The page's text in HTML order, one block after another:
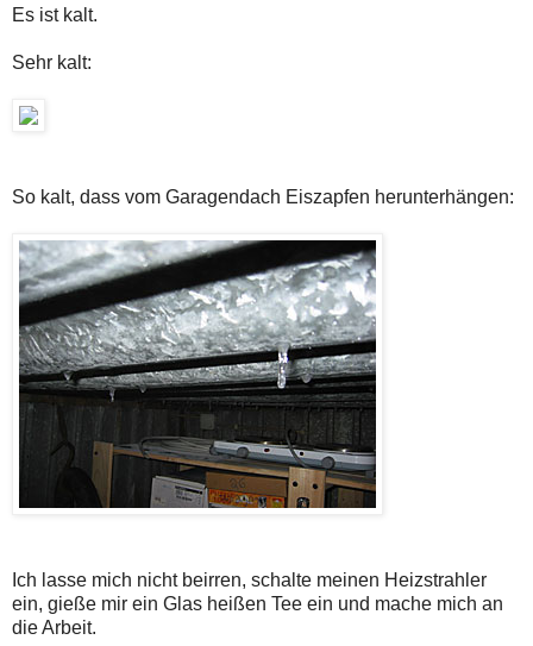
Es ist kalt.
Sehr kalt:
So kalt, dass vom Garagendach Eiszapfen herunterhängen:
Ich lasse mich nicht beirren, schalte meinen Heizstrahler
ein, gieße mir ein Glas heißen Tee ein und mache mich an
die Arbeit.